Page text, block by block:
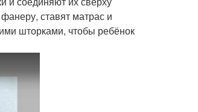
ставят матрас и
шторками, чтобы ребёнок